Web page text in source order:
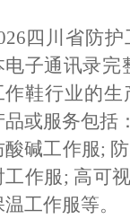
四川省防
电子通讯录完
作鞋行业的
品或服务包括
酸碱工作服;
工作服; 高可
工作服等。